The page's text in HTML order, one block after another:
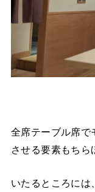
全席テーブル席で
させる要素もちら
いたるところには